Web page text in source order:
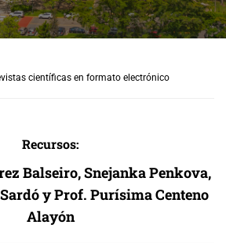
científicas en formato electrónico
Recursos:
Balseiro, Snejanka Penkova,
y Prof. Purísima Centeno
Alayón